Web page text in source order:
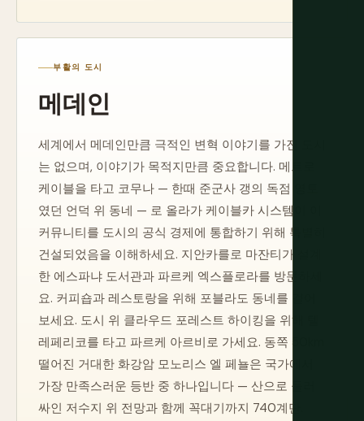
부활의 도시
메데인
세계에서 메데인만큼 극적인 변혁 이야기를 가진 도시
는 없으며, 이야기가 목적지만큼 중요합니다. 메트로
케이블을 타고 코무나 — 한때 준군사 갱의 독점 영토
였던 언덕 위 동네 — 로 올라가 케이블카 시스템이 이
커뮤니티를 도시의 공식 경제에 통합하기 위해 특별히
건설되었음을 이해하세요. 지안카를로 마잔티가 설계
한 에스파냐 도서관과 파르케 엑스플로라를 방문하세
요. 커피숍과 레스토랑을 위해 포블라도 동네를 걸어
보세요. 도시 위 클라우드 포레스트 하이킹을 위해 텔
레페리코를 타고 파르케 아르비로 가세요. 동쪽 50km
떨어진 거대한 화강암 모노리스 엘 페뇰은 국가에서
가장 만족스러운 등반 중 하나입니다 — 산으로 둘러
싸인 저수지 위 전망과 함께 꼭대기까지 740계단.